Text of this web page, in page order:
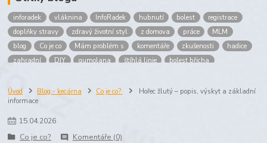
inforadek vláknina InfoRadek hubnutí bolest
registrace
doplňky stravy
zdravý životní styl z domova práce
MLM
blog
Co je co Mám problém s komentáře zkušenosti
hadice
zahradní
DIY gumolana štíhlá linie
bolest břicha
Prokloub
Vláknina spolupráce body peníze
brigáda
nákup
maltodextrin
Úvod Blog - kecárna Co je co?
Hořec žlutý – popis, výskyt a základní
informace
15.04.2026
Co je co?
Komentáře (0)